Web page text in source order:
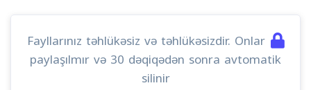
Fayllarınız təhlükəsiz və təhlükəsizdir. Onlar
paylaşılmır və 30 dəqiqədən sonra avtomatik
silinir